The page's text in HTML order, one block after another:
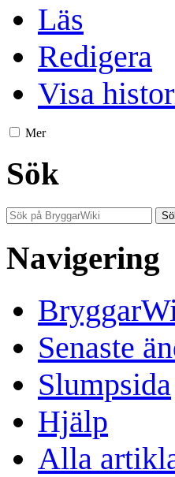
Läs
Redigera
Visa
Mer
Sök
Navigering
Senaste
Slumpsida
Hjälp
Alla